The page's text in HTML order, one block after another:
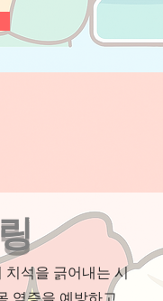
치석을 긁어내는 시